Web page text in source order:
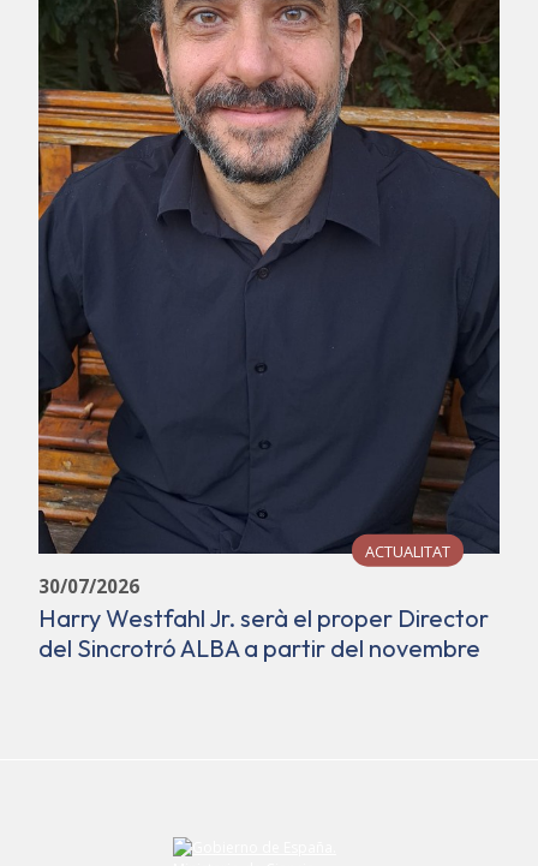
ACTUALITAT
30/07/2026
Harry Westfahl Jr. serà el proper Director
del Sincrotró ALBA a partir del novembre